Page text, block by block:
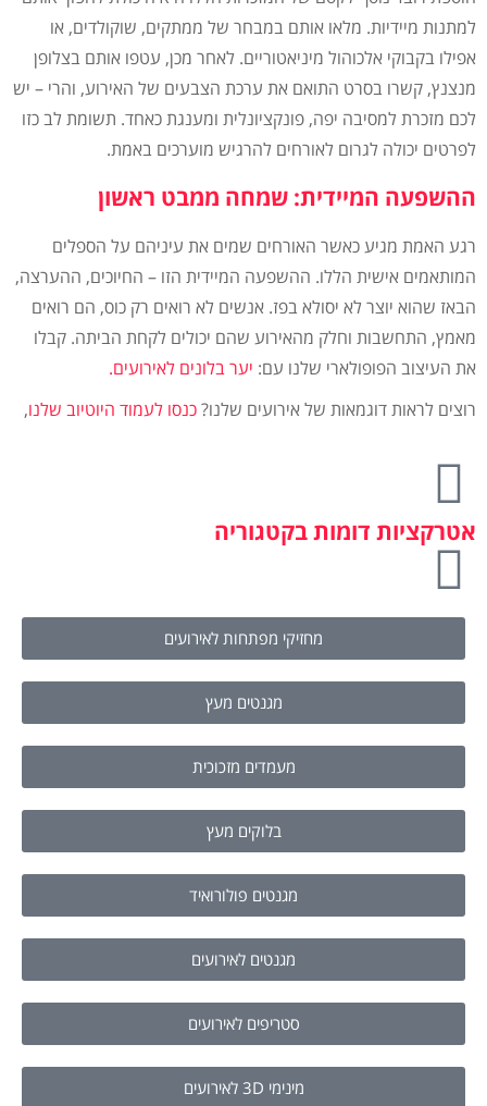
למתנות מיידיות. מלאו אותם במבחר של ממתקים, שוקולדים, או
אפילו בקבוקי אלכוהול מיניאטוריים. לאחר מכן, עטפו אותם בצלופן
מנצנץ, קשרו בסרט התואם את ערכת הצבעים של האירוע, והרי – יש
לכם מזכרת למסיבה יפה, פונקציונלית ומענגת כאחד. תשומת לב כזו
לפרטים יכולה לגרום לאורחים להרגיש מוערכים באמת.
ההשפעה המיידית: שמחה ממבט ראשון
רגע האמת מגיע כאשר האורחים שמים את עיניהם על הספלים
המותאמים אישית הללו. ההשפעה המיידית הזו – החיוכים, ההערצה,
הבאז שהוא יוצר לא יסולא בפז. אנשים לא רואים רק כוס, הם רואים
מאמץ, התחשבות וחלק מהאירוע שהם יכולים לקחת הביתה. קבלו
את העיצוב הפופולארי שלנו עם: יער בלונים לאירועים.
רוצים לראות דוגמאות של אירועים שלנו?כנסו לעמוד היוטיוב שלנו,
אטרקציות דומות בקטגוריה
מחזיקי מפתחות לאירועים
מגנטים מעץ
מעמדים מזכוכית
בלוקים מעץ
מגנטים פולורואיד
מגנטים לאירועים
סטריפים לאירועים
מינימי 3D לאירועים